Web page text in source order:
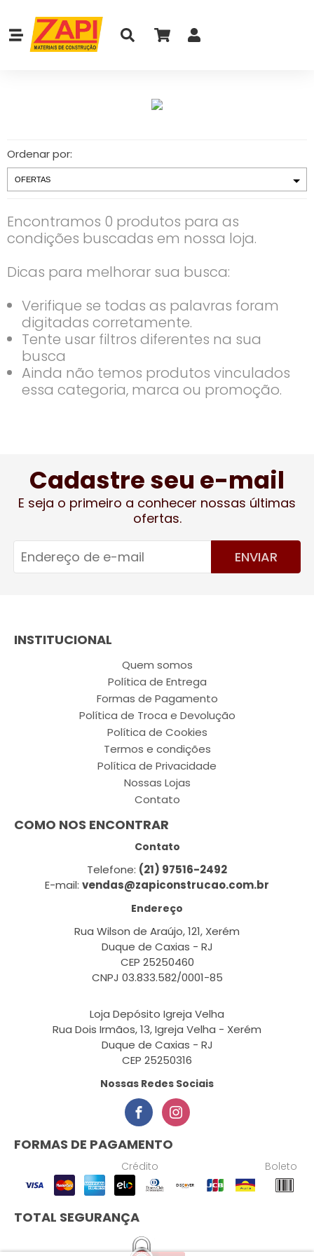
Ordenar por:
Encontramos 0 produtos para as
condições buscadas em nossa loja.
Dicas para melhorar sua busca:
Verifique se todas as palavras foram
digitadas corretamente.
Tente usar filtros diferentes na sua
busca
Ainda não temos produtos vinculados
essa categoria, marca ou promoção.
Cadastre seu e-mail
E seja o primeiro a conhecer nossas últimas
ofertas.
ENVIAR
INSTITUCIONAL
Quem somos
Política de Entrega
Formas de Pagamento
Política de Troca e Devolução
Política de Cookies
Termos e condições
Política de Privacidade
Nossas Lojas
Contato
COMO NOS ENCONTRAR
Contato
Telefone: (21) 97516-2492
E-mail: vendas@zapiconstrucao.com.br
Endereço
Rua Wilson de Araújo, 121, Xerém
Duque de Caxias - RJ
CEP 25250460
CNPJ 03.833.582/0001-85
Loja Depósito Igreja Velha
Rua Dois Irmãos, 13, Igreja Velha - Xerém
Duque de Caxias - RJ
CEP 25250316
Nossas Redes Sociais
FORMAS DE PAGAMENTO
Crédito Boleto
TOTAL SEGURANÇA